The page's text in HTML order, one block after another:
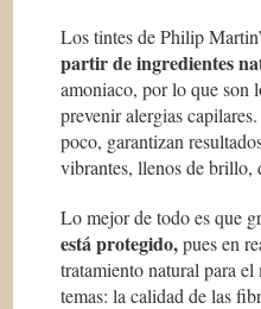
Los tintes de Philip
partir de ingredientes
amoniaco, por lo que son
prevenir alergias
poco, garantizan
vibrantes, llenos de brillo,
Lo mejor de todo es que
está protegido,pues en
tratamiento natural para
temas: la calidad de las